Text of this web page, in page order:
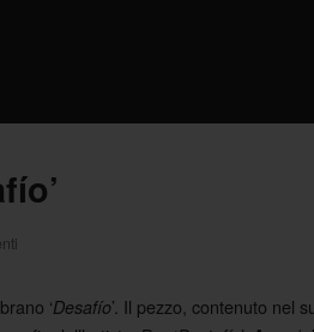
‘Desafío’. Il pezzo, contenuto nel